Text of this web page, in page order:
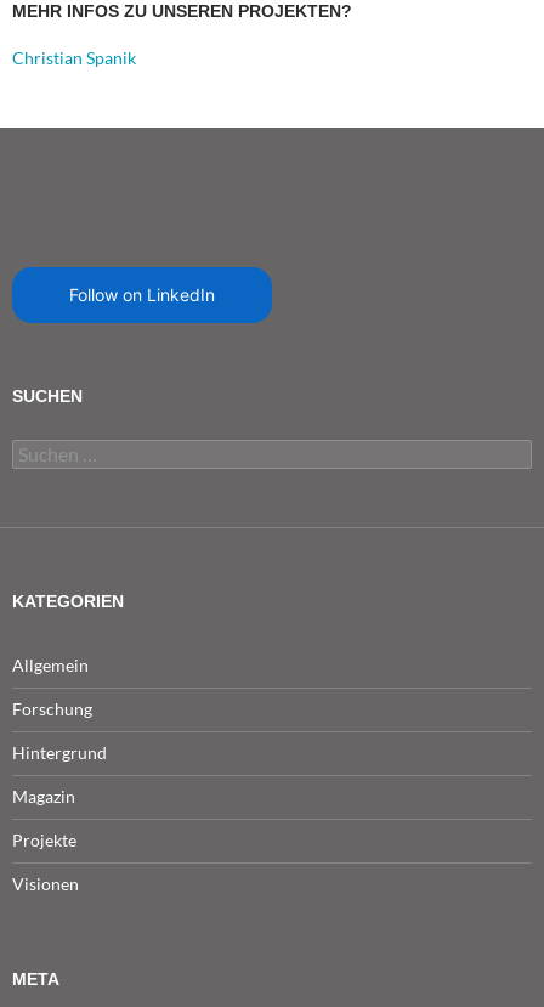
MEHR INFOS ZU UNSEREN PROJEKTEN?
Christian Spanik
Follow on LinkedIn
SUCHEN
Suchen
nach:
KATEGORIEN
Allgemein
Forschung
Hintergrund
Magazin
Projekte
Visionen
META